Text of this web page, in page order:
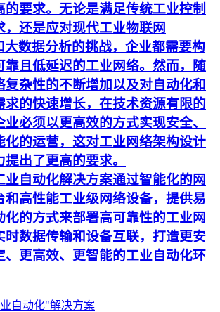
的要求。无论是满足传统工业控制
，还是应对现代工业物联网
大数据分析的挑战，企业都需要构
靠且低延迟的工业网络。然而，随
复杂性的不断增加以及对自动化和
求的快速增长，在技术资源有限的
必须以更高效的方式实现安全、
化的运营，这对工业网络架构设计
出了更高的要求。
业自动化解决方案通过智能化的网
和高性能工业级网络设备，提供易
化的方式来部署高可靠性的工业网
时数据传输和设备互联，打造更安
、更高效、更智能的工业自动化环
自动化"解决方案